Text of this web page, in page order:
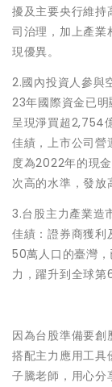
擾及主要央行維持
司治理，加上產業
現優異。
2.國內投資人參與
23年國際資金已
呈現淨買超2,754
佳績，上市公司營
度為2022年的現
次高的水準，發放
3.台股主力產業造
佳績：證券商獲利
50萬人口的臺灣
力，躍升到全球第6
因為台股準備要創
搭配主力應用工具
子騰老師，用心分